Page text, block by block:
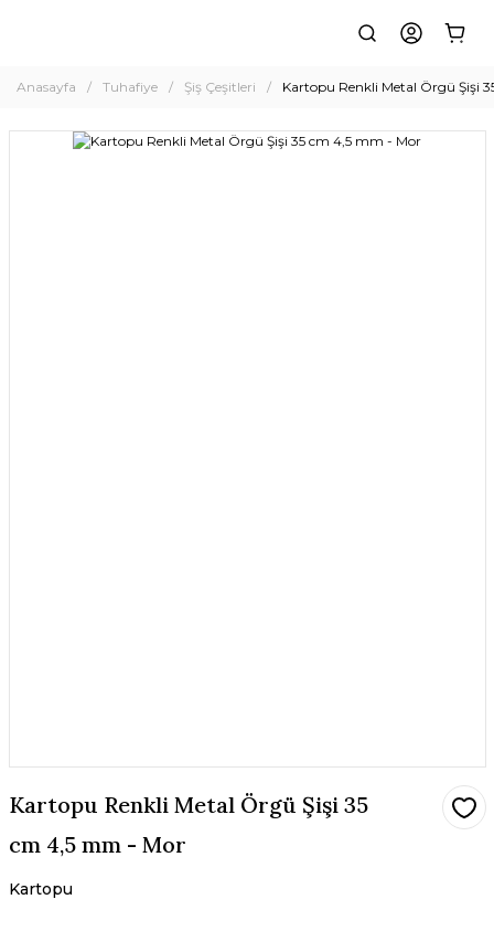
Anasayfa Tuhafiye Şiş Çeşitleri Kartopu Renkli Metal Örgü Şişi
Kartopu Renkli Metal Örgü Şişi 35
cm 4,5 mm - Mor
Kartopu